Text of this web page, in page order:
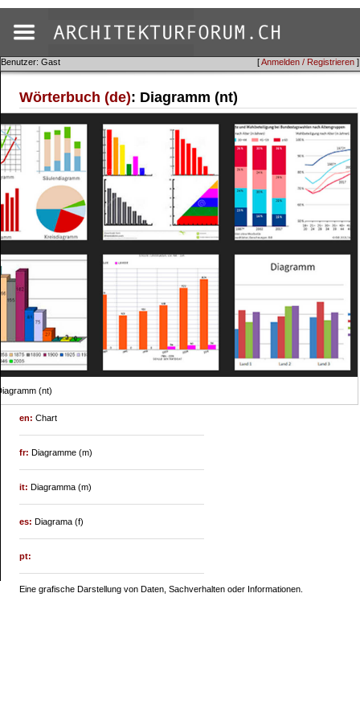
[Anmelden / Registrieren ]
Benutzer: Gast
Wörterbuch (de): Diagramm (nt)
(nt)
en:Chart
fr:Diagramme (m)
it:Diagramma (m)
es:Diagrama (f)
pt:
Eine grafische Darstellung von Daten, Sachverhalten oder Informationen.